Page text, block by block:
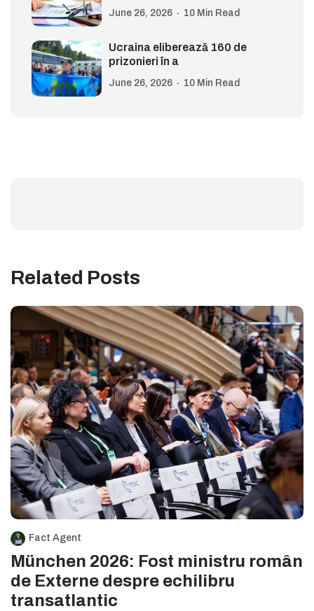
June 26, 2026 10 Min Read
Ucraina eliberează 160 de
prizonieri în a
June 26, 2026 10 Min Read
Related Posts
Fact Agent
München 2026: Fost ministru român
de Externe despre echilibru
transatlantic